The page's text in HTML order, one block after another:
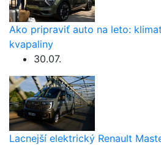
Ako pripraviť auto na leto:
kvapaliny
30.07.
Lacnejší elektrický Renault